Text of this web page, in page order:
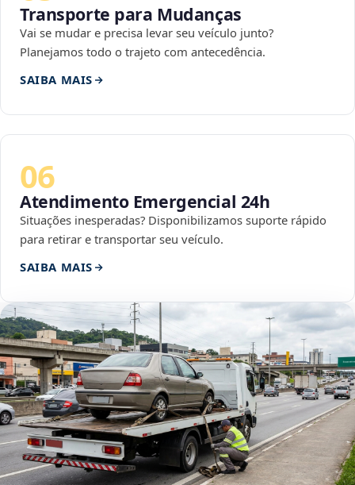
Transporte para Mudanças
Vai se mudar e precisa levar seu veículo junto?
Planejamos todo o trajeto com antecedência.
SAIBA MAIS
06
Atendimento Emergencial 24h
Situações inesperadas? Disponibilizamos suporte rápido
para retirar e transportar seu veículo.
SAIBA MAIS